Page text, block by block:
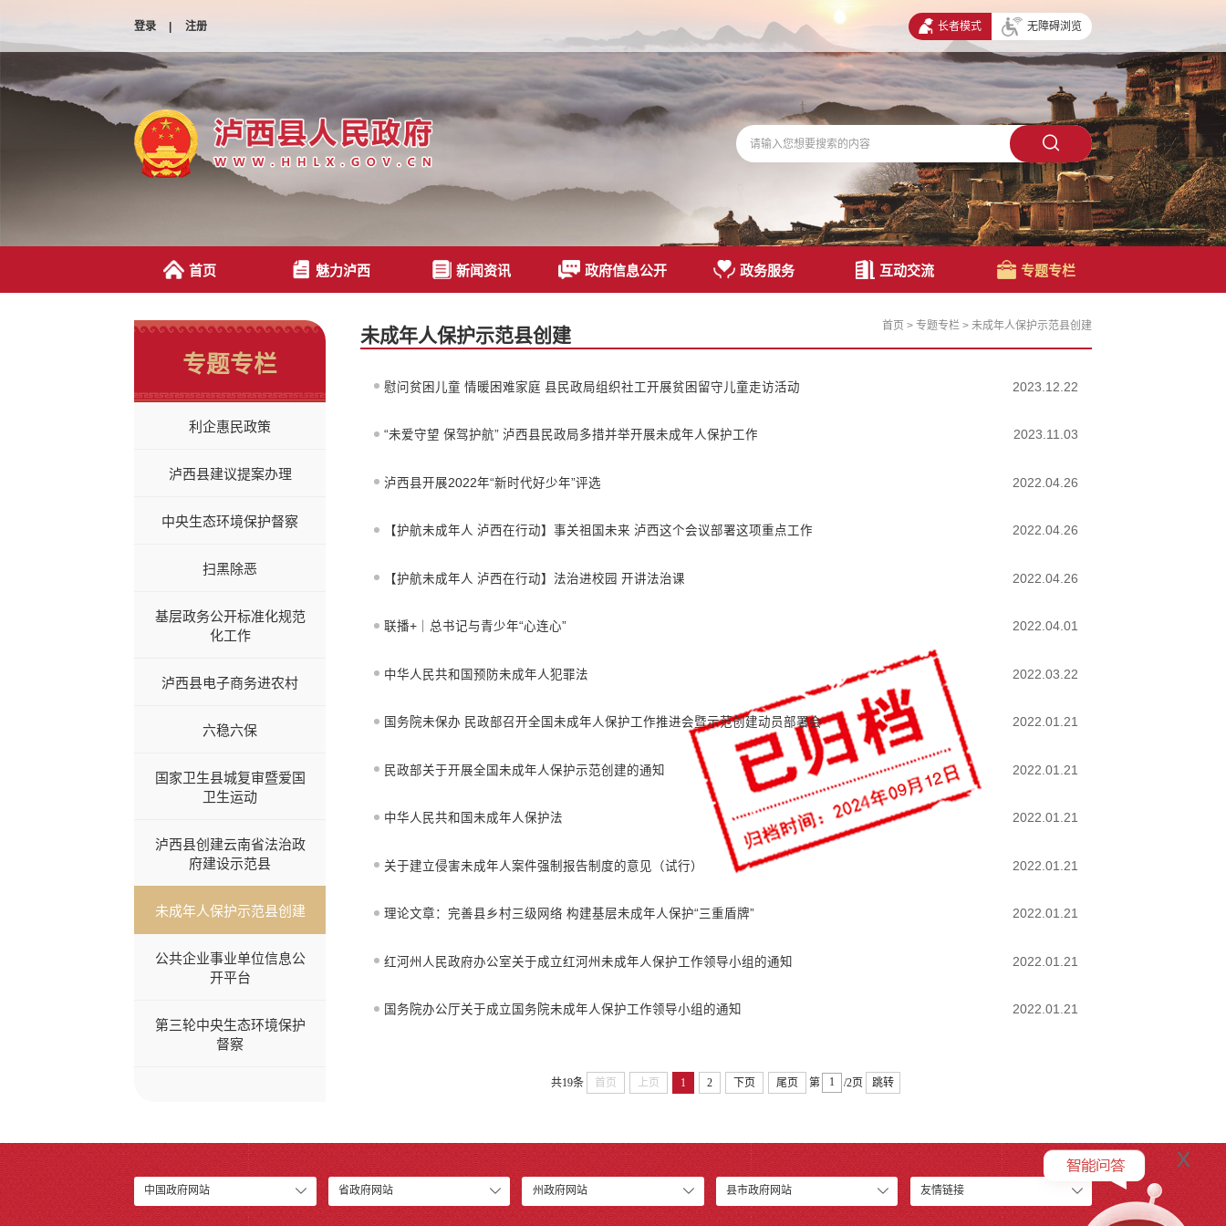
登录 | 注册 长者模式 无障碍浏览
首页 魅力泸西 新闻资讯 政府信息公开 政务服务 互动交流 专题专栏
专题专栏
利企惠民政策
泸西县建议提案办理
中央生态环境保护督察
扫黑除恶
基层政务公开标准化规范
化工作
泸西县电子商务进农村
六稳六保
国家卫生县城复审暨爱国
卫生运动
泸西县创建云南省法治政
府建设示范县
未成年人保护示范县创建
公共企业事业单位信息公
开平台
第三轮中央生态环境保护
督察
未成年人保护示范县创建 首页 > 专题专栏 > 未成年人保护示范县创建
慰问贫困儿童 情暖困难家庭 县民政局组织社工开展贫困留守儿童走访活动 2023.12.22
“未爱守望 保驾护航” 泸西县民政局多措并举开展未成年人保护工作 2023.11.03
泸西县开展2022年“新时代好少年”评选 2022.04.26
【护航未成年人 泸西在行动】事关祖国未来 泸西这个会议部署这项重点工作 2022.04.26
【护航未成年人 泸西在行动】法治进校园 开讲法治课 2022.04.26
联播+｜总书记与青少年“心连心” 2022.04.01
中华人民共和国预防未成年人犯罪法 2022.03.22
国务院未保办 民政部召开全国未成年人保护工作推进会暨示范创建动员部署会 2022.01.21
民政部关于开展全国未成年人保护示范创建的通知 2022.01.21
中华人民共和国未成年人保护法 2022.01.21
关于建立侵害未成年人案件强制报告制度的意见（试行） 2022.01.21
理论文章：完善县乡村三级网络 构建基层未成年人保护“三重盾牌” 2022.01.21
红河州人民政府办公室关于成立红河州未成年人保护工作领导小组的通知 2022.01.21
国务院办公厅关于成立国务院未成年人保护工作领导小组的通知 2022.01.21
共19条 首页 上页 1 2 下页 尾页 第 /2页 跳转
中国政府网站 省政府网站 州政府网站 县市政府网站 友情链接
x